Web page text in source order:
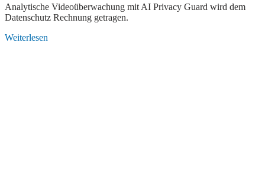
Analytische Videoüberwachung mit AI Privacy Guard wird dem
Datenschutz Rechnung getragen.
Weiterlesen